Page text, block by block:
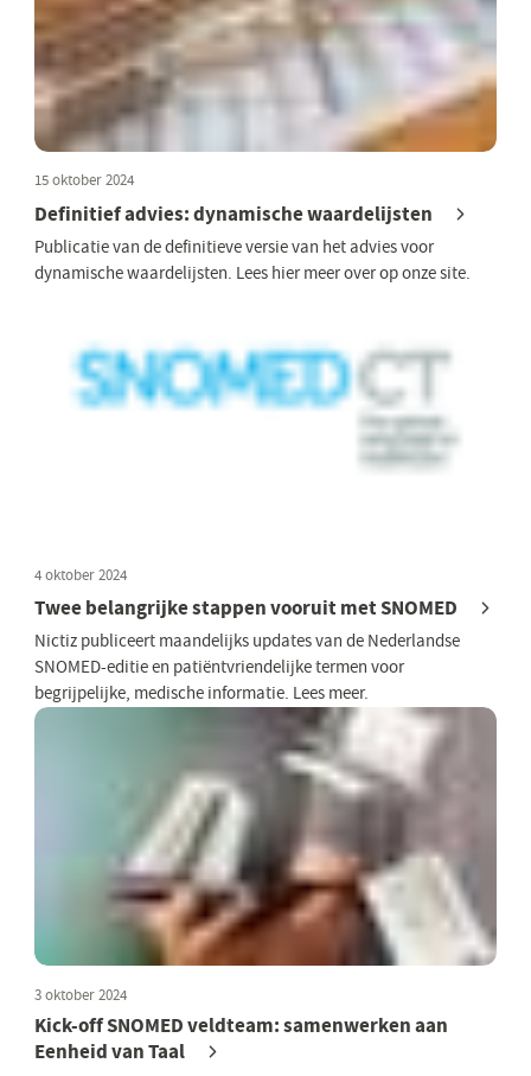
15 oktober 2024
Definitief advies: dynamische waardelijsten
Publicatie van de definitieve versie van het advies voor
dynamische waardelijsten. Lees hier meer over op onze site.
4 oktober 2024
Twee belangrijke stappen vooruit met SNOMED
Nictiz publiceert maandelijks updates van de Nederlandse
SNOMED-editie en patiëntvriendelijke termen voor
begrijpelijke, medische informatie. Lees meer.
3 oktober 2024
Kick-off SNOMED veldteam: samenwerken aan
Eenheid van Taal